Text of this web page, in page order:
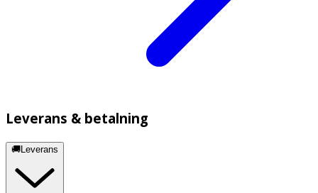
Leverans & betalning
🚚Leverans